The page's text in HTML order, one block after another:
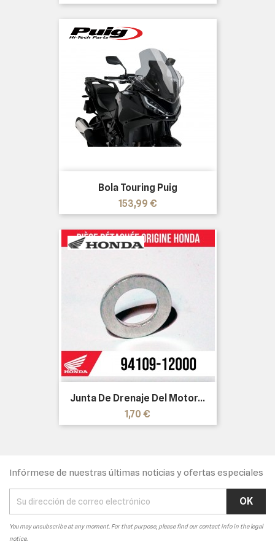
Bola Touring Puig
Precio
153,99 €
Junta De Drenaje Del Motor...
Precio
1,70 €
Infórmese de nuestras últimas noticias y ofertas especiales
You may unsubscribe at any moment. For that purpose, please find our contact info in the legal
notice.